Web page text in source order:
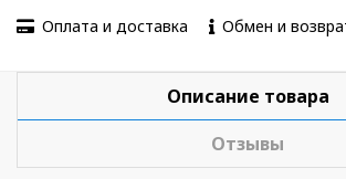
Оплата и доставка Обмен и
Описание товара
Отзывы